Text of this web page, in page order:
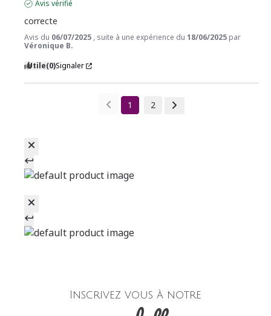
Avis vérifié
correcte
Avis du 06/07/2025 , suite à une expérience du 18/06/2025 par
Véronique B.
Utile(0)Signaler
1 2
Inscrivez vous à notre